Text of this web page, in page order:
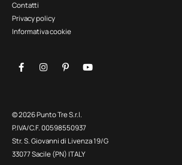
Contatti
Privacy policy
Informativa cookie
© 2026 Punto Tre S.r.l.
P.IVA/C.F. 00598550937
Str. S. Giovanni di Livenza 19/G
33077 Sacile (PN) ITALY